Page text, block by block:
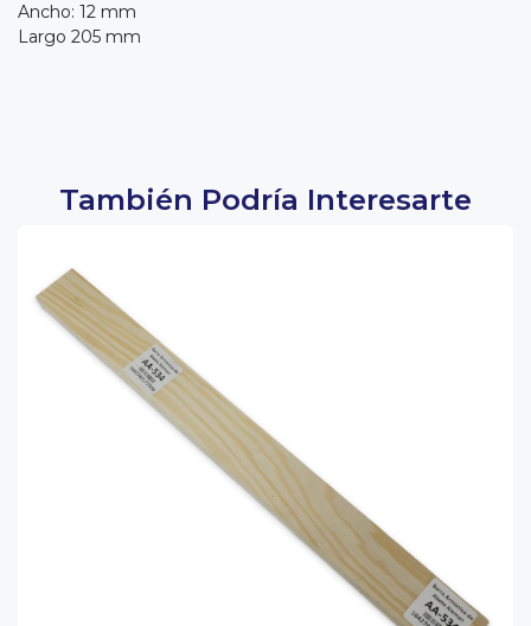
Ancho: 12 mm
Largo 205 mm
También Podría Interesarte